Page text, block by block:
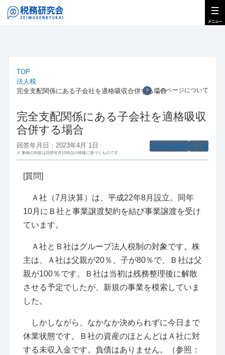
TOP
法人税
完全支配関係にある子会社を適格吸収合併する場合
？ このページについて
完全支配関係にある子会社を適格吸収
合併する場合
法人税
組織再編税制
回答年月日：2023年4月 1日
※ 事例の内容は回答年月日時点の情報に基づくものです
[質問]
Ａ社（7月決算）は、平成22年8月設立。同年
10月にＢ社と事業譲渡契約を結び事業譲渡を受け
ています。
Ａ社とＢ社はグループ法人税制の対象です。株
主は、Ａ社は父親が20％、子が80％で、Ｂ社は父
親が100％です。Ｂ社は当初は残務整理後に解散
させる予定でしたが、新規の事業を模索していま
した。
しかしながら、なかなか決められずに今日まで
休業状態です。Ｂ社の資産のほとんどはＡ社に対
する未収入金です。負債はありません。（参照：